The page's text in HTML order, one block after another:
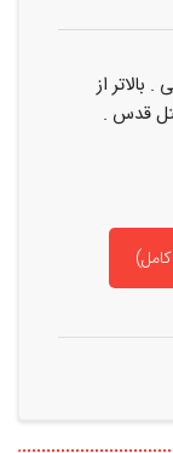
بالاتر از
قدس .